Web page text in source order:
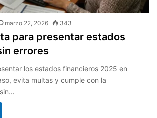
marzo 22, 2026 343
para presentar estados
errores
los estados financieros 2025 en
evita multas y cumple con la